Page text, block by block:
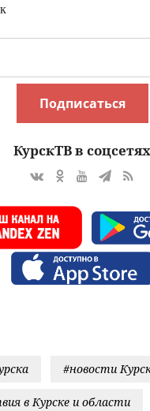
Подписаться
КурскТВ в соцсетях
#новости
в Курске и области